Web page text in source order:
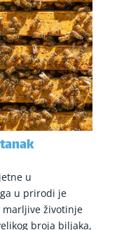
u
u prirodi je
marljive životinje
broja biljaka,